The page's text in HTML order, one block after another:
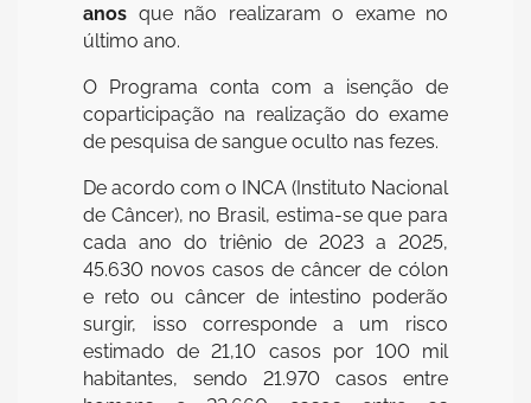
anos que não realizaram o exame no
último ano.
O Programa conta com a isenção de
coparticipação na realização do exame
de pesquisa de sangue oculto nas fezes.
De acordo com o INCA (Instituto Nacional
de Câncer), no Brasil, estima-se que para
cada ano do triênio de 2023 a 2025,
45.630 novos casos de câncer de cólon
e reto ou câncer de intestino poderão
surgir, isso corresponde a um risco
estimado de 21,10 casos por 100 mil
habitantes, sendo 21.970 casos entre